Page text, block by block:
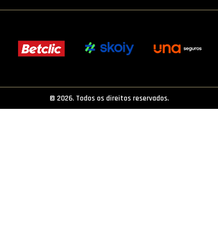
LIGA BETCLIC MASCULINA
LIGA BETCLIC FEMININA
© 2026. Todos os direitos reservados.